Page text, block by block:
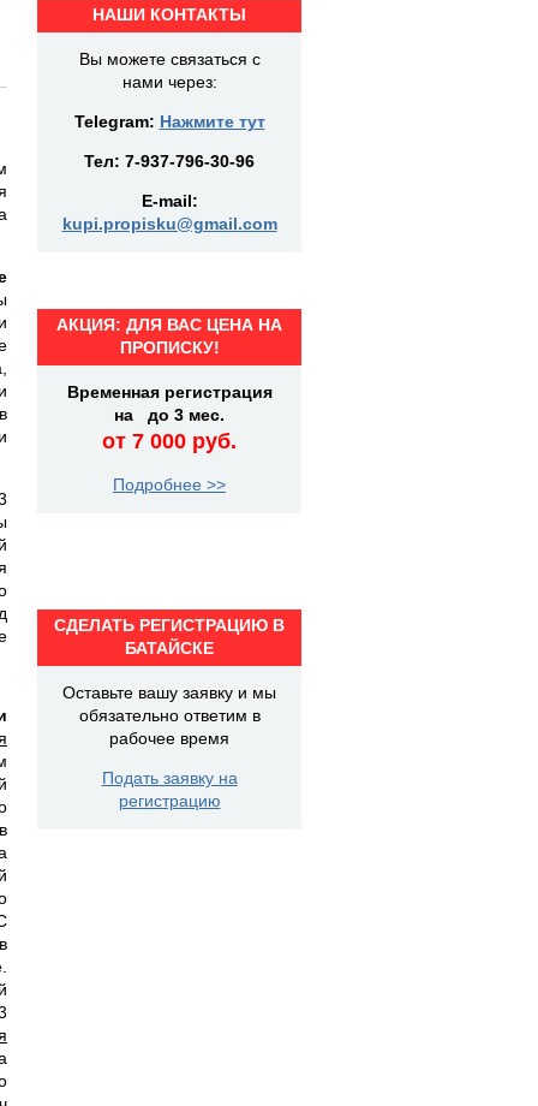
НАШИ КОНТАКТЫ
Вы можете связаться с
нами через:
Telegram: Нажмите тут
Тел: 7-937-796-30-96
E-mail:
kupi.propisku@gmail.com
АКЦИЯ: ДЛЯ ВАС ЦЕНА НА
ПРОПИСКУ!
Временная регистрация
на до 3 мес.
от 7 000 руб.
Подробнее >>
СДЕЛАТЬ РЕГИСТРАЦИЮ В
БАТАЙСКЕ
Оставьте вашу заявку и мы
обязательно ответим в
рабочее время
Подать заявку на
регистрацию